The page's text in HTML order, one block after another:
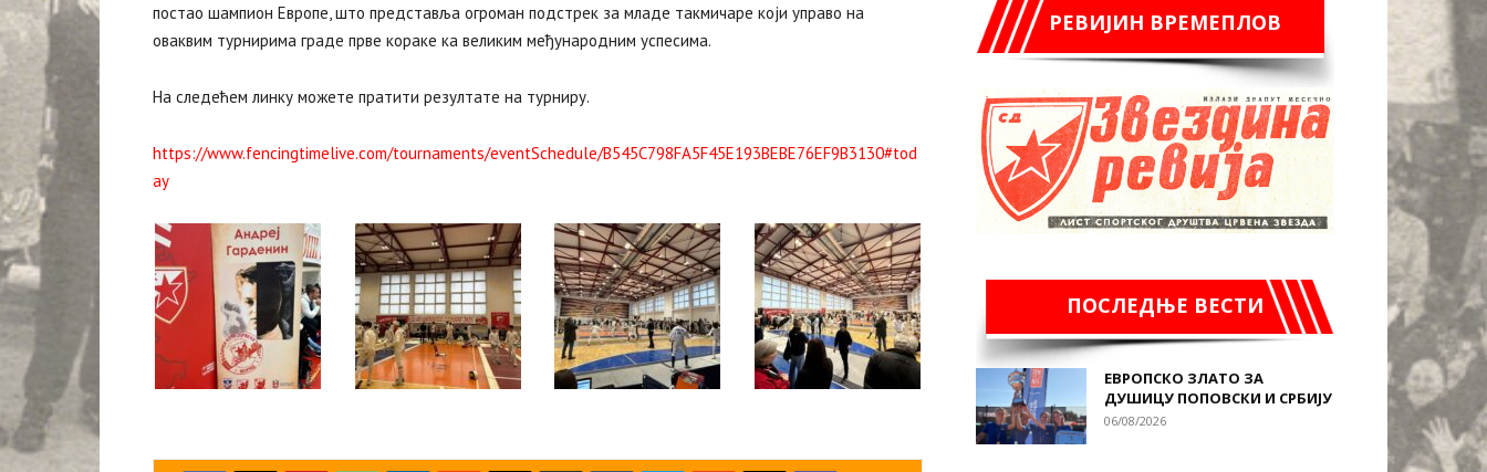
постао шампион Европе, што представља огроман подстрек за младе такмичаре који управо на
оваквим турнирима граде прве кораке ка великим међународним успесима.
На следећем линку можете пратити резултате на турниру.
https://www.fencingtimelive.com/tournaments/eventSchedule/B545C798FA5F45E193BEBE76EF9B3130#tod
ay
РЕВИЈИН ВРЕМЕПЛОВ
ПОСЛЕДЊЕ ВЕСТИ
ЕВРОПСКО ЗЛАТО ЗА
ДУШИЦУ ПОПОВСКИ И СРБИЈУ
06/08/2026